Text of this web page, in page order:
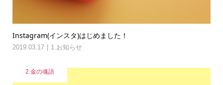
Instagram(インスタ)はじめました！
2019.03.17 1.お知らせ
2.金の魂語